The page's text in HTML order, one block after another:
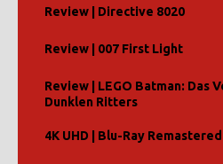
Review | Directive 8020
Review | 007 First Light
Review | LEGO Batman: Das
Dunklen Ritters
4K UHD | Blu-Ray